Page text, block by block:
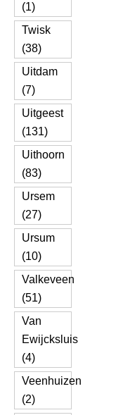
(1)
Twisk
(38)
Uitdam
(7)
Uitgeest
(131)
Uithoorn
(83)
Ursem
(27)
Ursum
(10)
Valkeveen
(51)
Van
Ewijcksluis
(4)
Veenhuizen
(2)